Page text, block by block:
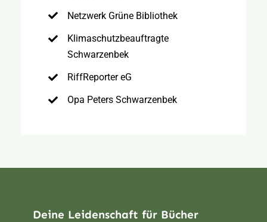
Netzwerk Grüne Bibliothek
Klimaschutzbeauftragte
Schwarzenbek
RiffReporter eG
Opa Peters Schwarzenbek
Deine Leidenschaft für Bücher